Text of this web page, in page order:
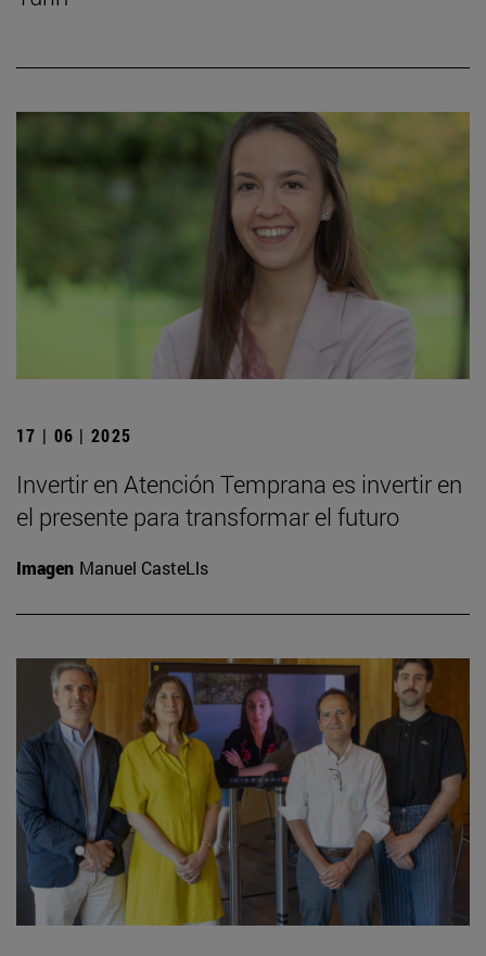
17 | 06 | 2025
Invertir en Atención Temprana es invertir en
el presente para transformar el futuro
Imagen Manuel CasteLls